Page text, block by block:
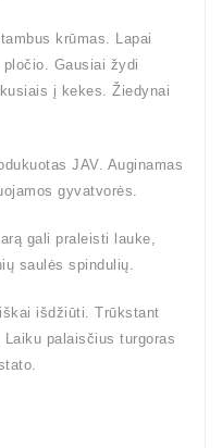
krūmas. Lapai
Gausiai žydi
į kekes. Žiedynai
JAV. Auginamas
gyvatvorės.
gali praleisti lauke,
saulės spindulių.
išdžiūti. Trūkstant
palaisčius turgoras